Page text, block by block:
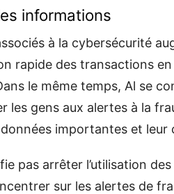
informations
à la cybersécurité
rapide des transactions
le même temps, Al se
les gens aux alertes à la
importantes et leur
pas arrêter l’utilisation
sur les alertes de